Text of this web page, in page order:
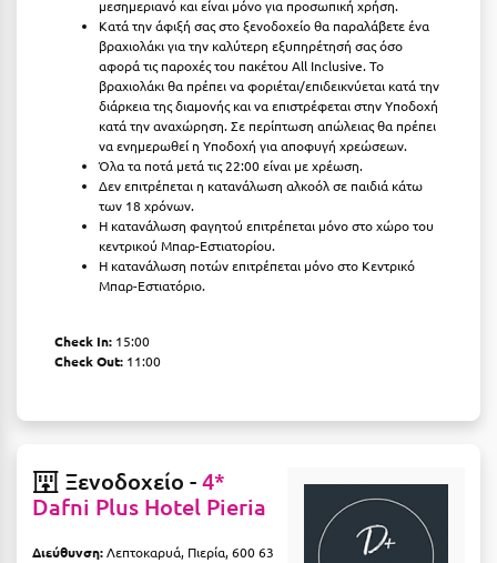
Μεσολόγγι
Μετέωρα
Μονεμβασιά
Μουζάκι
Μπάνσκο
Μύκονος
Μυστράς
μεσημεριανό και είναι μόνο για προσωπική χρήση.
Κατά την άφιξή σας στο ξενοδοχείο θα παραλάβετε ένα
βραχιολάκι για την καλύτερη εξυπηρέτησή σας όσο
αφορά τις παροχές του πακέτου All Inclusive. Το
βραχιολάκι θα πρέπει να φοριέται/επιδεικνύεται κατά την
διάρκεια της διαμονής και να επιστρέφεται στην Υποδοχή
κατά την αναχώρηση. Σε περίπτωση απώλειας θα πρέπει
να ενημερωθεί η Υποδοχή για αποφυγή χρεώσεων.
Όλα τα ποτά μετά τις 22:00 είναι με χρέωση.
Δεν επιτρέπεται η κατανάλωση αλκοόλ σε παιδιά κάτω
των 18 χρόνων.
Η κατανάλωση φαγητού επιτρέπεται μόνο στο χώρο του
κεντρικού Μπαρ-Εστιατορίου.
H κατανάλωση ποτών επιτρέπεται μόνο στο Κεντρικό
Μπαρ-Εστιατόριο.
Check In: 15:00
Check Out: 11:00
Ξενοδοχείο -4*
Dafni Plus Hotel Pieria
Διεύθυνση:Λεπτοκαρυά, Πιερία, 600 63